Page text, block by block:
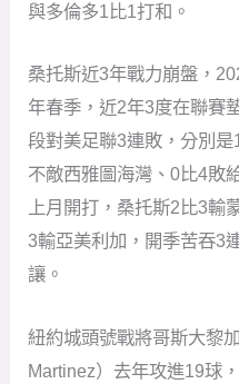
與多倫多1比1打和。
桑托斯近3年戰力崩盤，
年春季，近2年3度在聯賽
段對美足聯3連敗，分別
不敵西雅圖海灣、0比4敗
上月開打，桑托斯2比3輸
3輸亞美利加，開季苦吞3
讓。
紐約城頭號戰將哥斯大黎
Martinez）去年攻進19球